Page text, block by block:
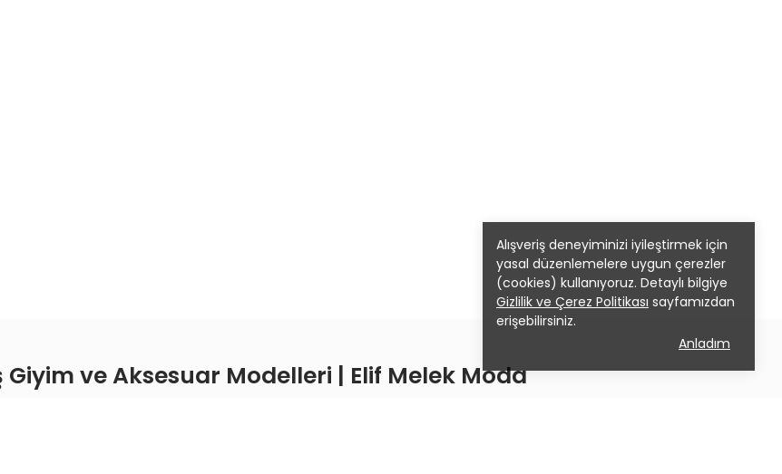
Alışveriş deneyiminizi iyileştirmek için
yasal düzenlemelere uygun çerezler
(cookies) kullanıyoruz. Detaylı bilgiye
Gizlilik ve Çerez Politikası sayfamızdan
erişebilirsiniz.
Anladım
Giyim ve Aksesuar Modelleri | Elif Melek Moda